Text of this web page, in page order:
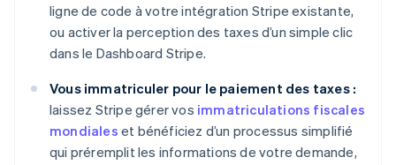
ligne de code à votre intégration Stripe existante,
ou activer la perception des taxes d’un simple clic
dans le Dashboard Stripe.
Vous immatriculer pour le paiement des taxes :
laissez Stripe gérer vos immatriculations fiscales
mondiales et bénéficiez d’un processus simplifié
qui préremplit les informations de votre demande,